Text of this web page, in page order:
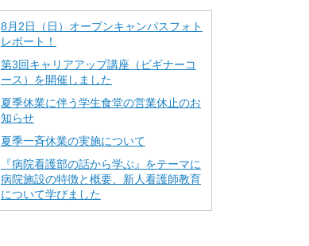
8月2日（日）オープンキャンパスフォト
レポート！
第3回キャリアアップ講座（ビギナーコ
ース）を開催しました
夏季休業に伴う学生食堂の営業休止のお
知らせ
夏季一斉休業の実施について
『病院看護部の話から学ぶ』をテーマに
病院施設の特徴と概要、新人看護師教育
について学びました